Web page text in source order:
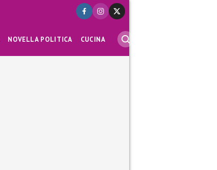
NOVELLA POLITICA CUCINA